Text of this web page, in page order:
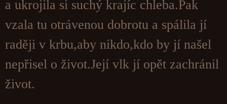
a ukrojila si suchý krajíc chleba.Pak
vzala tu otrávenou dobrotu a spálila jí
raději v krbu,aby nikdo,kdo by jí našel
nepřisel o život.Její vlk jí opět zachránil
život.